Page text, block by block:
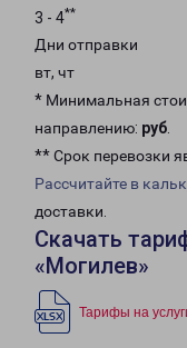
3 - 4**
Дни отправки
вт, чт
* Минимальная
направлению: руб.
** Срок перевозки
Рассчитайте в
доставки.
Скачать
«Могилев»
Тарифы на